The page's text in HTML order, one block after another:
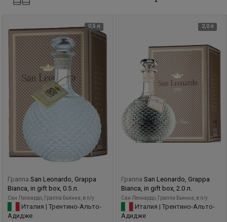
после полугодичного отдыха, граппой. Выдержка граппы
словенского дуба. Перед розливом, граппа проходит
процедуру холодной фильтрации, для достижения
кристалльной чистоты.
0,5 л
Граппа San Leonardo, Grappa
Bianca, in gift box, 0.5 л.
Сан Леонардо, Граппа Бьянка, в п/у
Италия | Трентино-Альто-
Адидже
2,0 л
Граппа San Leonardo, Grappa
Bianca, in gift box, 2.0 л.
Сан Леонардо, Граппа Бьянка, в п/у
Италия | Трентино-Альто-
Адидже